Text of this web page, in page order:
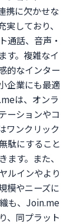
携に欠かせな
しており、
通話、音声・
す。複雑なイ
的なインター
企業にも最適
は、オンラ
ーションやコ
ワンクリック
駄にすること
す。また、
ルインやより
模やニーズに
も、Join.me
、同プラット